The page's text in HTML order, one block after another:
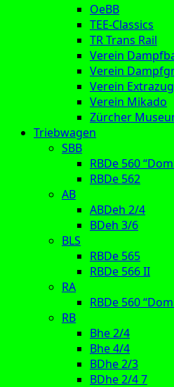
OeBB
TEE-Classics
TR Trans Rail
Verein
Verein
Verein
Verein Mikado
Zürcher
Triebwagen
SBB
RBDe 560
RBDe 562
AB
ABDeh 2/4
BDeh 3/6
BLS
RBDe 565
RBDe 566 II
RA
RBDe 560
RB
Bhe 2/4
Bhe 4/4
BDhe 2/3
BDhe 2/4 7